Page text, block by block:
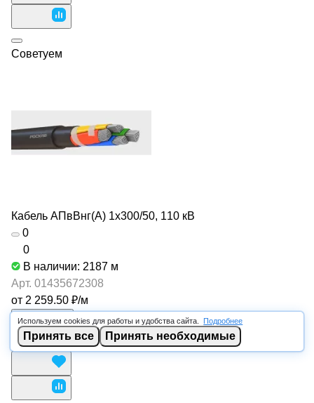
Советуем
Кабель АПвВнг(А) 1х300/50, 110 кВ
0
0
В наличии: 2187 м
Арт. 01435672308
от 2 259.50 ₽/м
В корзину
Используем cookies для работы и удобства сайта. Подробнее
Принять все Принять необходимые